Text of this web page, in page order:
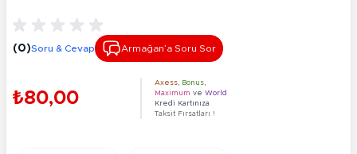
(0)Soru & Cevap Armağan’a Soru Sor
₺80,00
Axess Bonus
Maximum ve World
Kredi Kartınıza
Taksit Fırsatları !